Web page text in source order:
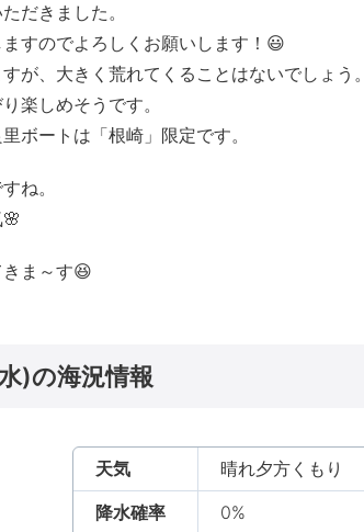
だきました。
すのでよろしくお願いします！😃
が、大きく荒れてくることはないでしょう。
楽しめそうです。
ボートは「根崎」限定です。
ね。
ま～す😆
)の海況情報
天気
晴れ夕方くもり
降水確率
0%